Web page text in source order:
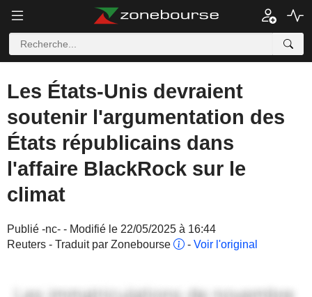
Les États-Unis devraient
soutenir l'argumentation des
États républicains dans
l'affaire BlackRock sur le
climat
Publié -nc- - Modifié le 22/05/2025 à 16:44
Reuters - Traduit par Zonebourse
- Voir l'original